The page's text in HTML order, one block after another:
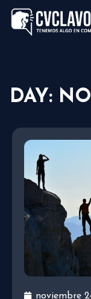
DAY:
noviembre